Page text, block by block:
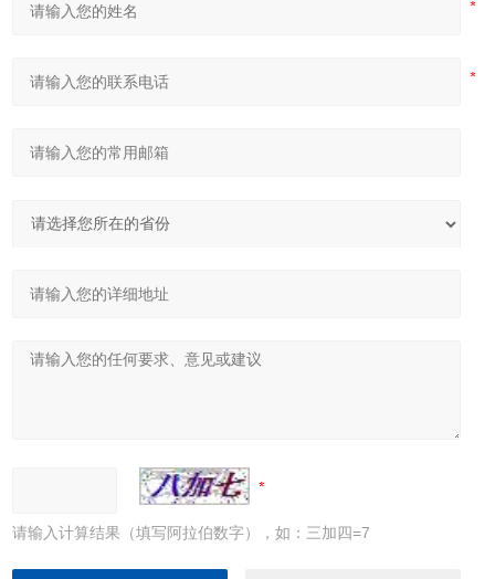
请输入计算结果（填写阿拉伯数字），如：三加四=7